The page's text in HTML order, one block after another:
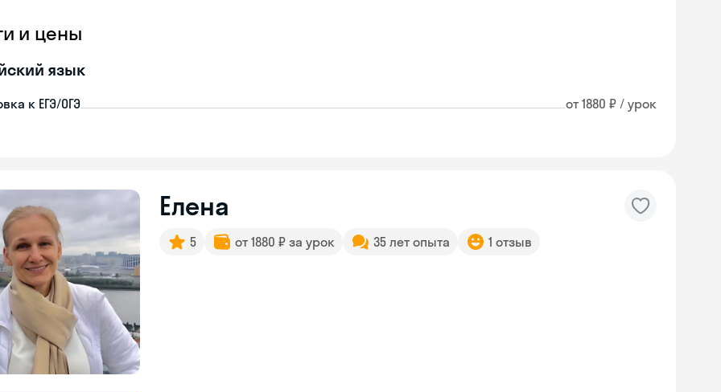
и цены
язык
к ЕГЭ/ОГЭ от 1880 ₽ / урок
Елена
5 от 1880 ₽ за урок 35 лет опыта 1 отзыв